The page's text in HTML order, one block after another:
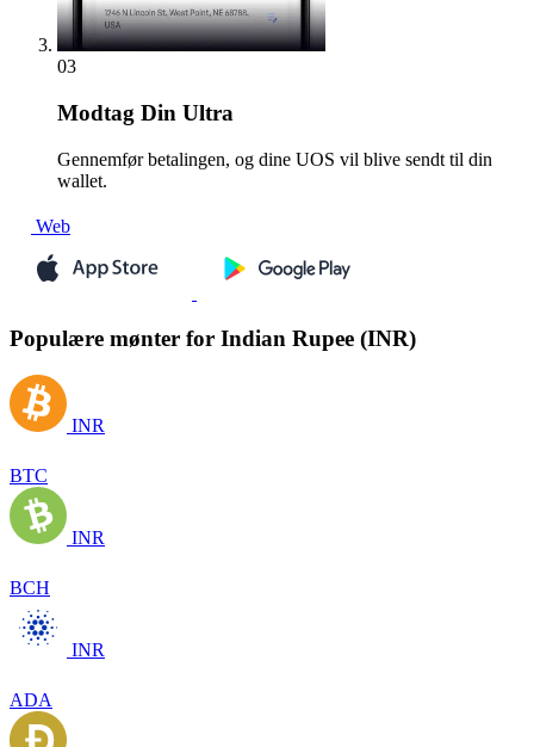
03
Modtag Din Ultra
Gennemfør betalingen, og dine UOS vil blive sendt til din
wallet.
Web
Populære mønter for Indian Rupee (INR)
INR
BTC
INR
BCH
INR
ADA